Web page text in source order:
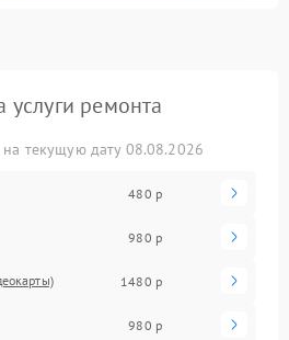
ремонта
текущую дату 08.08.2026
480 р
980 р
1480 р
980 р